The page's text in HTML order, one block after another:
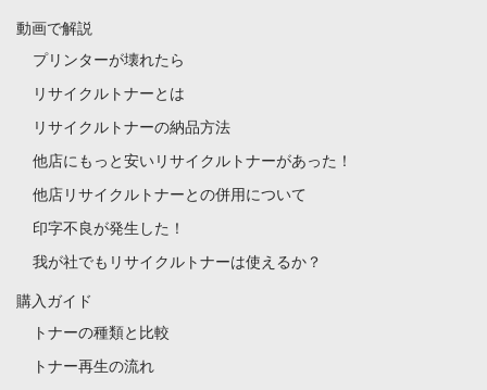
動画で解説
プリンターが壊れたら
リサイクルトナーとは
リサイクルトナーの納品方法
他店にもっと安いリサイクルトナーがあった！
他店リサイクルトナーとの併用について
印字不良が発生した！
我が社でもリサイクルトナーは使えるか？
購入ガイド
トナーの種類と比較
トナー再生の流れ